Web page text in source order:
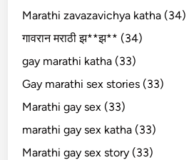
Marathi zavazavichya katha (34)
गावरान मराठी झ**झ** (34)
gay marathi katha (33)
Gay marathi sex stories (33)
Marathi gay sex (33)
marathi gay sex katha (33)
Marathi gay sex story (33)